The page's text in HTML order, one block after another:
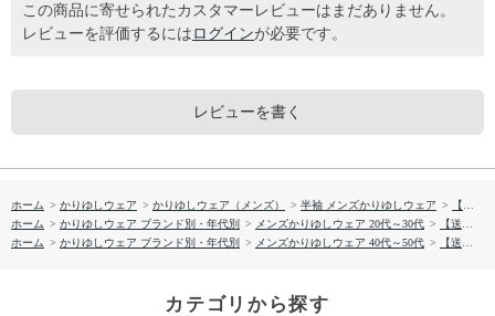
この商品に寄せられたカスタマーレビューはまだありません。
レビューを評価するには ログインが必要です。
レビューを書く
ホーム > かりゆしウェア > かりゆしウェア（メンズ） > 半袖 メンズかりゆしウェア >
【送料無料】ＳＨＩＭＡパイナップル柄 サッカー生地 かりゆしウェアP1025-02
ホーム > かりゆしウェア ブランド別・年代別 > メンズかりゆしウェア 20代～30代 >
【送料無料】ＳＨＩＭＡパイナップル柄 サッカー生地 かりゆしウェアP1025-02
ホーム > かりゆしウェア ブランド別・年代別 > メンズかりゆしウェア 40代～50代 > 【送料無料】ＳＨＩＭＡパイナップル柄 サッカー生地 かりゆしウェアP1025-02
カテゴリから探す